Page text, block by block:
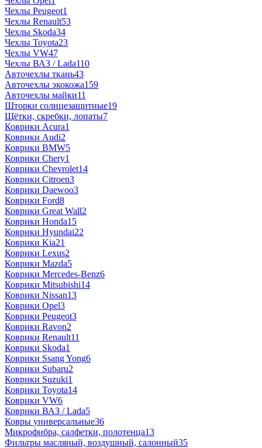
Чехлы Peugeot1
Чехлы Renault53
Чехлы Skoda34
Чехлы Toyota23
Чехлы VW47
Чехлы ВАЗ / Lada110
Авточехлы ткань43
Авточехлы экокожа159
Авточехлы майки11
Шторки солнцезащитные19
Щётки, скребки, лопаты7
Коврики Acura1
Коврики Audi2
Коврики BMW5
Коврики Chery1
Коврики Chevrolet14
Коврики Citroen3
Коврики Daewoo3
Коврики Ford8
Коврики Great Wall2
Коврики Honda15
Коврики Hyundai22
Коврики Kia21
Коврики Lexus2
Коврики Mazda5
Коврики Mercedes-Benz6
Коврики Mitsubishi14
Коврики Nissan13
Коврики Opel3
Коврики Peugeot3
Коврики Ravon2
Коврики Renault11
Коврики Skoda1
Коврики Ssang Yong6
Коврики Subaru2
Коврики Suzuki1
Коврики Toyota14
Коврики VW6
Коврики ВАЗ / Lada5
Ковры универсальные36
Микрофибра, салфетки, полотенца13
Фильтры масляный, воздушный, салонный35